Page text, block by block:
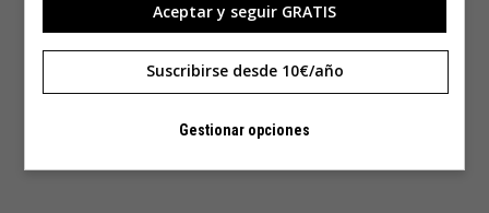
Aceptar y seguir GRATIS
Suscribirse desde 10€/año
Gestionar opciones